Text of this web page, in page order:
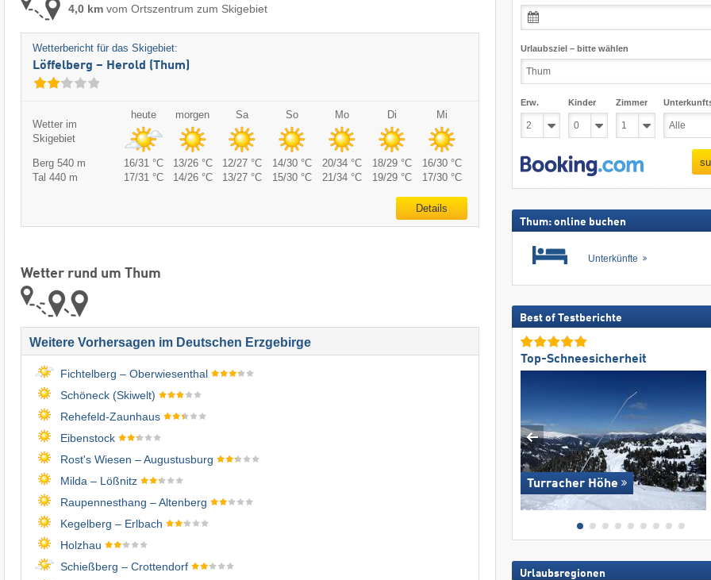
4,0 kmvom Ortszentrum zum Skigebiet
Wetterbericht für das Skigebiet:
Löffelberg – Herold (Thum)
Wetter im
Skigebiet
heute morgen Sa So Mo Di Mi
Berg 540 m 16/31 °C 13/26 °C 12/27 °C 14/30 °C 20/34 °C 18/29 °C
16/30 °C
Tal 440 m
17/31 °C 14/26 °C 13/27 °C 15/30 °C 21/34 °C 19/29 °C 17/30 °C
Details
Wetter rund um Thum
Weitere Vorhersagen im Deutschen Erzgebirge
Fichtelberg – Oberwiesenthal
Schöneck (Skiwelt)
Rehefeld-Zaunhaus
Eibenstock
Rost's Wiesen – Augustusburg
Milda – Lößnitz
Raupennesthang – Altenberg
Kegelberg – Erlbach
Holzhau
Schießberg – Crottendorf
Urlaubsziel – bitte wählen
Erw. Kinder Zimmer
Thum: online buchen
Unterkünfte
Best of Testberichte
Top-Schneesicherheit
Turracher Höhe
Urlaubsregionen